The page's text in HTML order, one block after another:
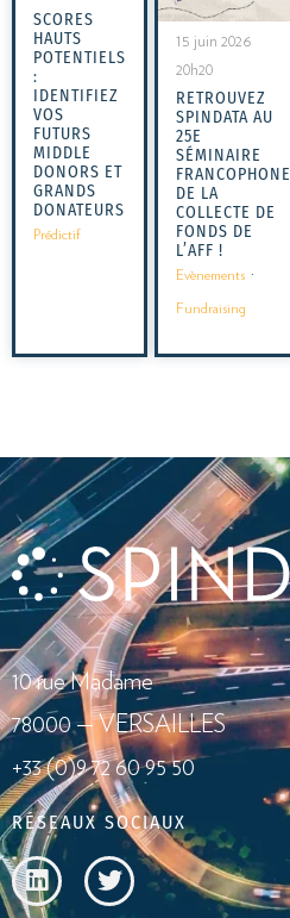
SCORES
HAUTS
POTENTIELS
:
IDENTIFIEZ
VOS
FUTURS
MIDDLE
DONORS ET
GRANDS
DONATEURS
Prédictif
15 juin 2026
20h20
RETROUVEZ
SPINDATA AU
25E
SÉMINAIRE
FRANCOPHONE
DE LA
COLLECTE DE
FONDS DE
L’AFF !
Evènements ·
Fundraising
10 rue Madame
78000 — VERSAILLES
+33 (0)9 72 60 95 50
RÉSEAUX SOCIAUX